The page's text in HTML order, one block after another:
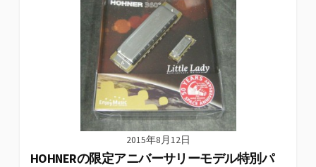
2015年8月12日
HOHNERの限定アニバーサリーモデル特別パ